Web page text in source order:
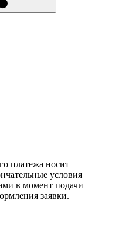
платежа носит
условия
в момент подачи
заявки.